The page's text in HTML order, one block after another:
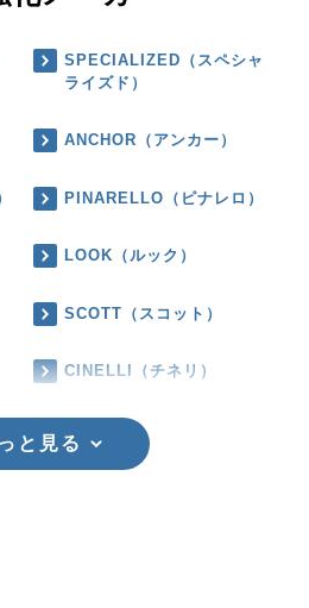
SPECIALIZED（スペシャ
ライズド）
ANCHOR（アンカー）
PINARELLO（ピナレロ）
LOOK（ルック）
SCOTT（スコット）
CINELLI（チネリ）
と見る